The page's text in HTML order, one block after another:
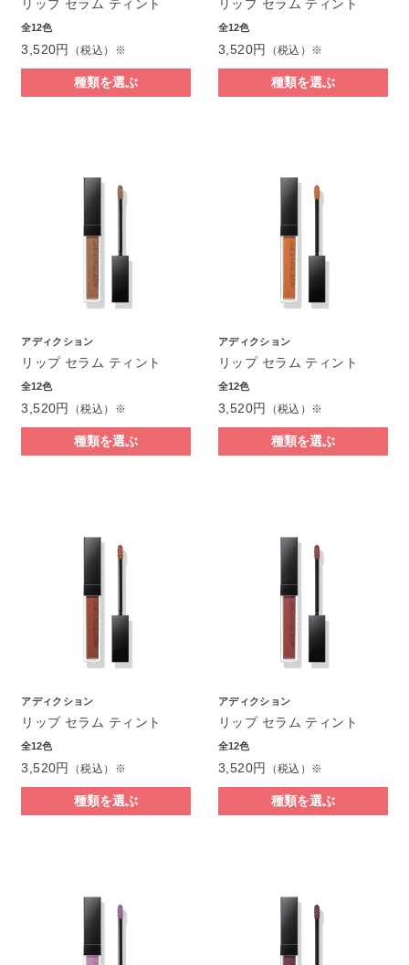
リップ セラム ティント
全12色
3,520円 （税込）※
種類を選ぶ
リップ セラム ティント
全12色
3,520円 （税込）※
種類を選ぶ
アディクション
リップ セラム ティント
全12色
3,520円 （税込）※
種類を選ぶ
アディクション
リップ セラム ティント
全12色
3,520円 （税込）※
種類を選ぶ
アディクション
リップ セラム ティント
全12色
3,520円 （税込）※
種類を選ぶ
アディクション
リップ セラム ティント
全12色
3,520円 （税込）※
種類を選ぶ